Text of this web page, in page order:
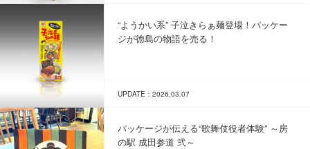
“ようかい系” 子泣きらぁ麺登場！パッケー
ジが徳島の物語を売る！
UPDATE：2026.03.07
パッケージが伝える“歌舞伎役者体験” ～房
の駅 成田参道 弐～